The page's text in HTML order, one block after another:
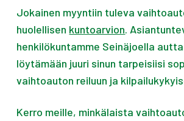
Jokainen myyntiin tuleva
huolellisen kuntoarvion.
henkilökuntamme Seinäjoella
löytämään juuri sinun tarpeisiisi
vaihtoauton reiluun ja
Kerro meille, minkälaista